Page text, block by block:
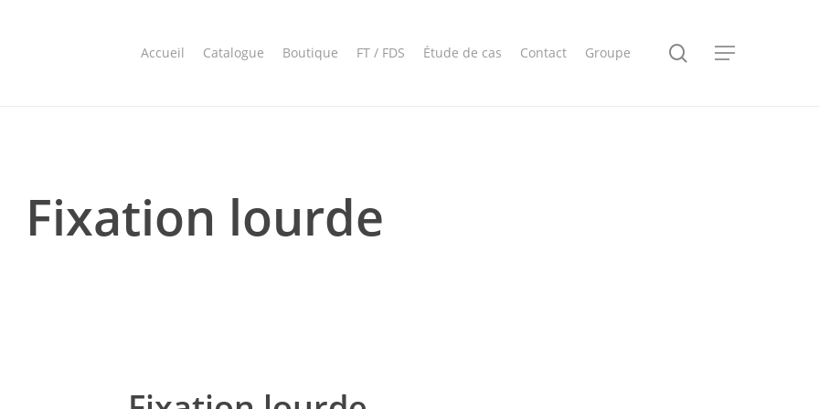
Accueil Catalogue Boutique FT / FDS Étude de cas Contact Groupe search
Menu
Fixation lourde